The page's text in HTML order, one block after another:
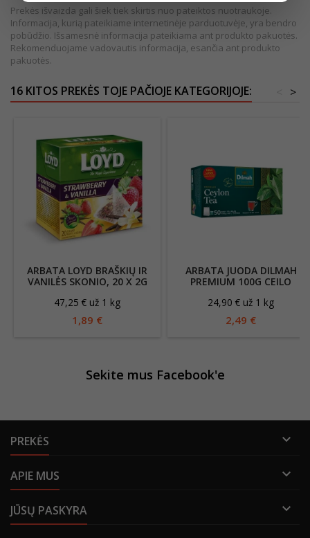
Prekės išvaizda gali šiek tiek skirtis nuo pateiktos nuotraukoje.
Informacija, kurią pateikiame internetinėje parduotuvėje, yra bendro
pobūdžio. Išsamesnė informacija pateikiama ant produkto pakuotės.
Rekomenduojame vadovautis informacija, esančia ant produkto
pakuotės.
16 KITOS PREKĖS TOJE PAČIOJE KATEGORIJOJE: >
ARBATA LOYD BRAŠKIŲ IR
VANILĖS SKONIO, 20 X 2G
47,25 € už 1 kg
1,89 €
ARBATA JUODA DILMAH
PREMIUM 100G CEILO
24,90 € už 1 kg
2,49 €
Sekite mus Facebook'e
PREKĖS 
APIE MUS 
JŪSŲ PASKYRA 